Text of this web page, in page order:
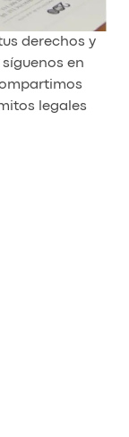
derechos y
en
legales